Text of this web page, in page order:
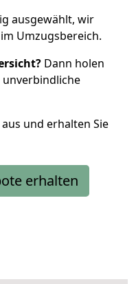
ausgewählt, wir
Umzugsbereich.
Dann holen
unverbindliche
und erhalten Sie
erhalten